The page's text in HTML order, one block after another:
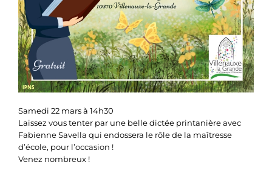
Samedi 22 mars à 14h30
Laissez vous tenter par une belle dictée printanière avec
Fabienne Savella qui endossera le rôle de la maîtresse
d’école, pour l’occasion !
Venez nombreux !